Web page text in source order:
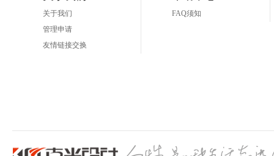
关于我们
管理申请
友情链接交换
FAQ须知